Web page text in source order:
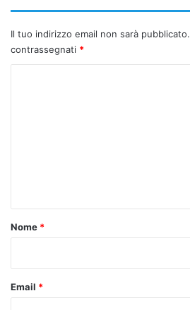
Il tuo indirizzo email non sarà pubblicato.
contrassegnati *
o
Nome *
Email *